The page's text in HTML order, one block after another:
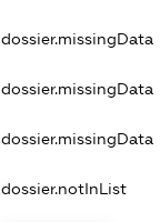
dossier.missingData
dossier.missingData
dossier.missingData
dossier.notInList